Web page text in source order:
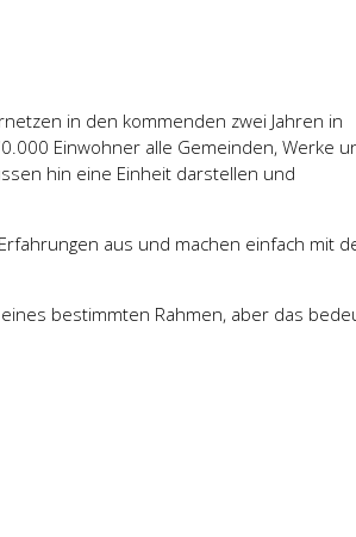
in den kommenden zwei Jahren in
Einwohner alle Gemeinden, Werke
hin eine Einheit darstellen und
aus und machen einfach mit
bestimmten Rahmen, aber das